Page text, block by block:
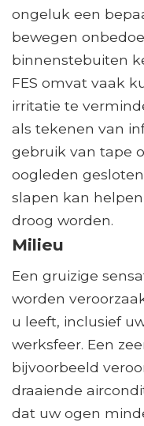
ongeluk een
bewegen
binnenstebuiten
FES omvat vaak
irritatie te
als tekenen van
gebruik van tape
oogleden
slapen kan
droog worden.
Milieu
Een gruizige
worden
u leeft, inclusief
werksfeer. Een
bijvoorbeeld
draaiende
dat uw ogen